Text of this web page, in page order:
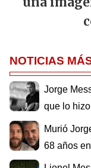
NOTICIAS
Jorge
que lo
Murió
68 años